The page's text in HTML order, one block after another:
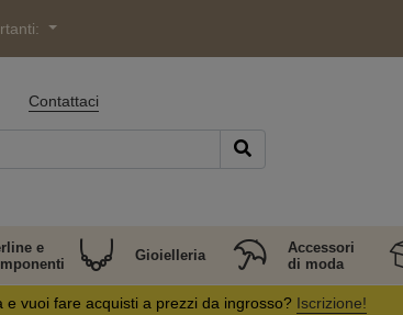
Contattaci
e
Gioielleria
Accessori
di moda
e vuoi fare acquisti a prezzi da ingrosso? Iscrizione!